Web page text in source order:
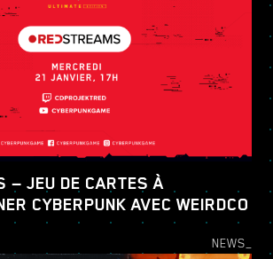
— JEU DE CARTES À
CYBERPUNK AVEC WEIRDCO
NEWS_